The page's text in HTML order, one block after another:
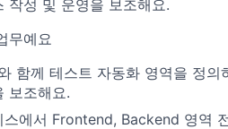
작성 및 운영을 보조해요.
무예요
함께 테스트 자동화 영역을 정
보조해요.
스에서 Frontend, Backend 영역